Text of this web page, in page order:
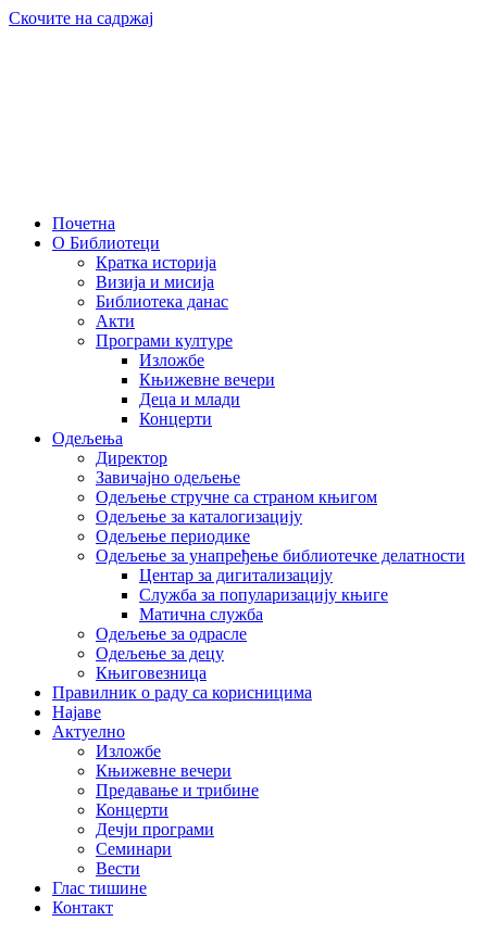
Скочите на садржај
Почетна
О Библиотеци
Кратка историја
Визија и мисија
Библиотека данас
Акти
Програми културе
Изложбе
Књижевне вечери
Деца и млади
Концерти
Одељења
Директор
Завичајно одељење
Одељење стручне са страном књигом
Одељење за каталогизацију
Одељење периодике
Одељење за унапређење библиотечке делатности
Центар за дигитализацију
Служба за популаризацију књиге
Матична служба
Одељење за одрасле
Одељење за децу
Књиговезница
Правилник о раду са корисницима
Најаве
Актуелно
Изложбе
Књижевне вечери
Предавање и трибине
Концерти
Дечји програми
Семинари
Вести
Глас тишине
Контакт